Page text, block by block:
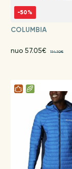
-50%
COLUMBIA
nuo 57.05€ 114.10€